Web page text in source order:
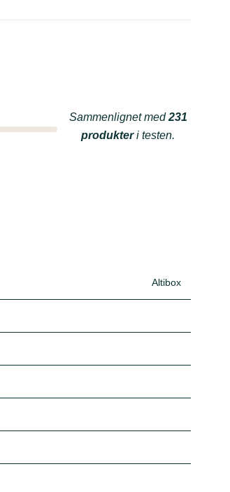
Sammenlignet med231
produkteri testen.
Altibox